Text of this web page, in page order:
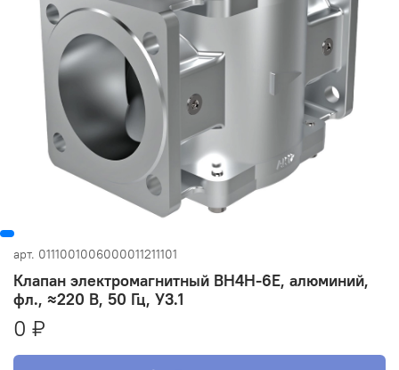
арт. 0111001006000011211101
Клапан электромагнитный ВН4Н-6Е, алюминий,
фл., ≈220 В, 50 Гц, У3.1
0 ₽